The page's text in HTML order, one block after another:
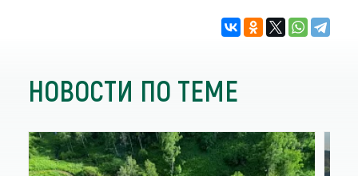
НОВОСТИ ПО ТЕМЕ